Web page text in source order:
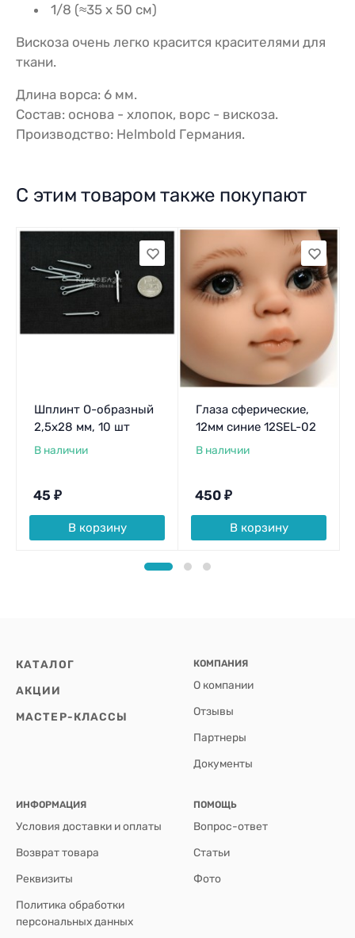
1/8 (≈35 х 50 см)
Вискоза очень легко красится красителями для
ткани.
Длина ворса: 6 мм.
Состав: основа - хлопок, ворс - вискоза.
Производство: Helmbold Германия.
С этим товаром также покупают
Шплинт О-образный
2,5x28 мм, 10 шт
В наличии
45 ₽
В корзину
Глаза сферические,
12мм синие 12SEL-02
В наличии
450 ₽
В корзину
КАТАЛОГ
АКЦИИ
МАСТЕР-КЛАССЫ
КОМПАНИЯ
О компании
Отзывы
Партнеры
Документы
ИНФОРМАЦИЯ
Условия доставки и оплаты
Возврат товара
Реквизиты
Политика обработки
персональных данных
ПОМОЩЬ
Вопрос-ответ
Статьи
Фото